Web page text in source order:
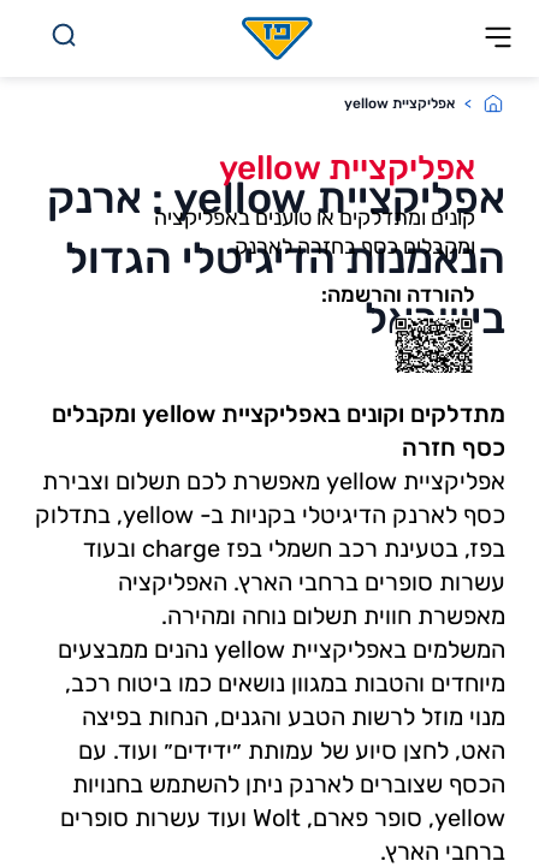
אפליקציית yellow
אפליקציית yellow
קונים ומתדלקים או טוענים באפליקציה
ומקבלים כסף בחזרה לארנק
להורדה והרשמה:
אפליקציית yellow : ארנק
הנאמנות הדיגיטלי הגדול
בישראל
מתדלקים וקונים באפליקציית yellow ומקבלים
כסף חזרה
אפליקציית yellow מאפשרת לכם תשלום וצבירת
כסף לארנק הדיגיטלי בקניות ב- yellow, בתדלוק
בפז, בטעינת רכב חשמלי בפז charge ובעוד
עשרות סופרים ברחבי הארץ. האפליקציה
מאפשרת חווית תשלום נוחה ומהירה.
המשלמים באפליקציית yellow נהנים ממבצעים
מיוחדים והטבות במגוון נושאים כמו ביטוח רכב,
מנוי מוזל לרשות הטבע והגנים, הנחות בפיצה
האט, לחצן סיוע של עמותת ״ידידים״ ועוד. עם
הכסף שצוברים לארנק ניתן להשתמש בחנויות
yellow, סופר פארם, Wolt ועוד עשרות סופרים
ברחבי הארץ.